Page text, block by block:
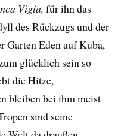
Vigía, für ihn das
des Rückzugs und der
Garten Eden auf Kuba,
glücklich sein so
die Hitze,
bleiben bei ihm meist
sind seine